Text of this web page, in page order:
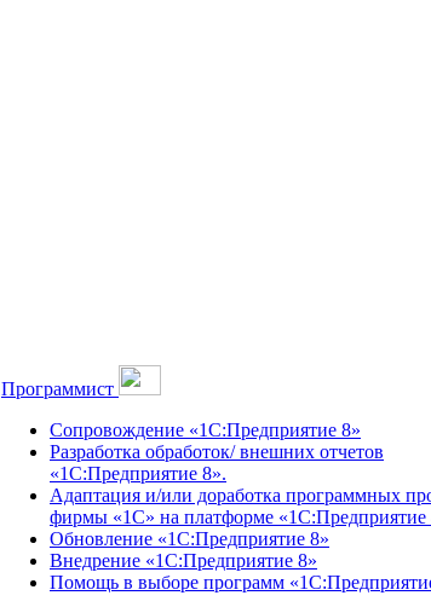
Программист
Сопровождение «1С:Предприятие 8»
Разработка обработок/ внешних отчетов
«1С:Предприятие 8».
Адаптация и/или доработка программных
фирмы «1С» на платформе «1С:Предприятие
Обновление «1С:Предприятие 8»
Внедрение «1С:Предприятие 8»
Помощь в выборе программ